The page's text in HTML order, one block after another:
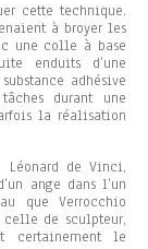
cette technique.
à broyer les
une colle à base
enduits d’une
adhésive
durant une
la réalisation
de Vinci,
ange dans l’un
que Verrocchio
de sculpteur,
certainement le